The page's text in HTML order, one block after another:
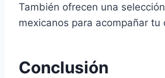
También ofrecen una
mexicanos para acompañar tu
Conclusión